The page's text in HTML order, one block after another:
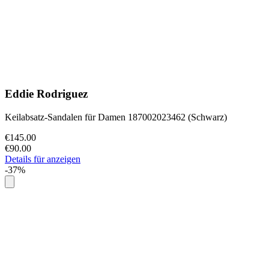
Eddie Rodriguez
Keilabsatz-Sandalen für Damen 187002023462 (Schwarz)
€145.00
€90.00
Details für anzeigen
-37%